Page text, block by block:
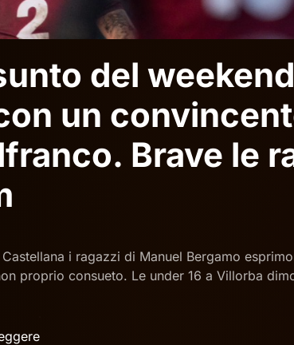
del
un
Brave le
i ragazzi di Manuel Bergamo
proprio consueto. Le under 16 a Villorba